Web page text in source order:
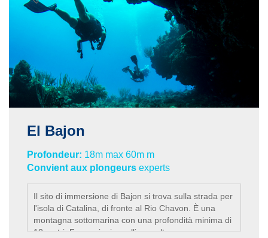
El Bajon
Profondeur: 18m max 60m m
Convient aux plongeurs experts
Il sito di immersione di Bajon si trova sulla strada per
l'isola di Catalina, di fronte al Rio Chavon. È una
montagna sottomarina con una profondità minima di
18 metri. Formazioni coralline molto sane